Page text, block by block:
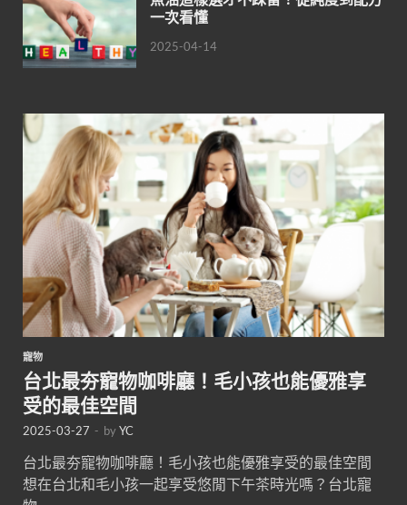
一次看懂
2025-04-14
寵物
台北最夯寵物咖啡廳！毛小孩也能優雅享
受的最佳空間
2025-03-27 - byYC
台北最夯寵物咖啡廳！毛小孩也能優雅享受的最佳空間
想在台北和毛小孩一起享受悠閒下午茶時光嗎？台北寵